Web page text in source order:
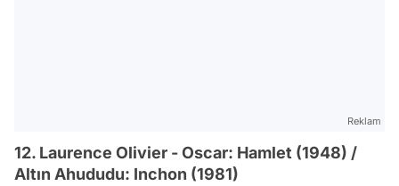
Reklam
12. Laurence Olivier - Oscar: Hamlet (1948) /
Altın Ahududu: Inchon (1981)